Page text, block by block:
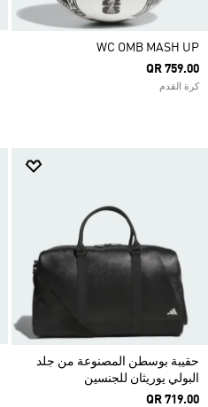
WC OMB MASH UP
QR 759.00
كرة القدم
حقيبة بوسطن المصنوعة من جلد
البولي يوريثان للجنسين
QR 719.00